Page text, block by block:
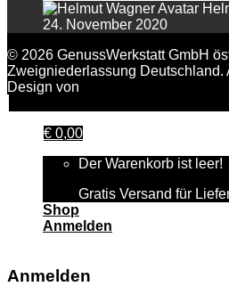
24. November 2020
© 2026 GenussWerkstatt GmbH
Zweigniederlassung Deutschland.
Design von
€ 0,00
Der Warenkorb ist leer!
Gratis Versand für
Shop
Anmelden
Anmelden